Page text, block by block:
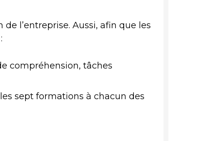
l’entreprise. Aussi, afin que les
compréhension, tâches
sept formations à chacun des